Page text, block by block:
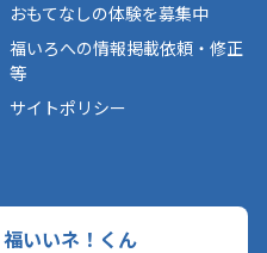
おもてなしの体験を募集中
福いろへの情報掲載依頼・修正
等
サイトポリシー
いいネ！くん